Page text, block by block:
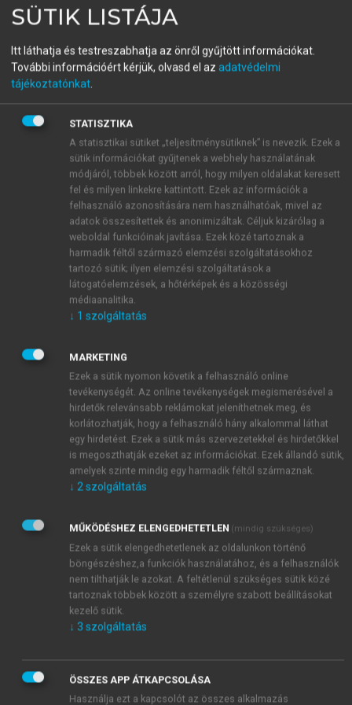
Nemzetközi szervezetek és
intézmények
menu_book
Az ENSZ létrejöttének
körülményei (1941–1945)
A II. világháború, még befejezése előtt, teljes
mértékben megváltoztatta a Nemzetek Szövetsége
időszakában kialakult nemzetközi erőviszonyokat. A
tengelyhatalmak és a fasizmus ellen létrejött koalíció
azt tanúsította, hogy – politikai és ideológiai
kapitalista gazdasági rendszerhez tartozó nyugati
demokráciák és a szocializmus sztálini, diktatórikus
modelljét képviselő Szovjetunió között egy akkor
még tartósnak vélt katonai és politikai
együttműködés.
SÜTIK LISTÁJA
Itt láthatja és testreszabhatja az önről gyűjtött információkat.
További információért kérjük, olvasd el az adatvédelmi
tájékoztatónkat.
STATISZTIKA
A statisztikai sütiket „teljesítménysütiknek” is nevezik. Ezek a
sütik információkat gyűjtenek a webhely használatának
módjáról, többek között arról, hogy milyen oldalakat keresett
fel és milyen linkekre kattintott. Ezek az információk a
felhasználó azonosítására nem használhatóak, mivel az
adatok összesítettek és anonimizáltak. Céljuk kizárólag a
weboldal funkcióinak javítása. Ezek közé tartoznak a
harmadik féltől származó elemzési szolgáltatásokhoz
tartozó sütik; ilyen elemzési szolgáltatások a
látogatóelemzések, a hőtérképek és a közösségi
médiaanalitika.
↓ 1 szolgáltatás
MARKETING
Ezek a sütik nyomon követik a felhasználó online
tevékenységét. Az online tevékenységek megismerésével a
hirdetők relevánsabb reklámokat jeleníthetnek meg, és
korlátozhatják, hogy a felhasználó hány alkalommal láthat
egy hirdetést. Ezek a sütik más szervezetekkel és hirdetőkkel
is megoszthatják ezeket az információkat. Ezek állandó sütik,
amelyek szinte mindig egy harmadik féltől származnak.
↓ 2szolgáltatás
MŰKÖDÉSHEZ ELENGEDHETETLEN (mindig szükséges)
Ezek a sütik elengedhetetlenek az oldalunkon történő
böngészéshez,a funkciók használatához, és a felhasználók
nem tilthatják le azokat. A feltétlenül szükséges sütik közé
tartoznak többek között a személyre szabott beállításokat
kezelő sütik.
↓ 3 szolgáltatás
ÖSSZES APP ÁTKAPCSOLÁSA
Használja ezt a kapcsolót az összes alkalmazás